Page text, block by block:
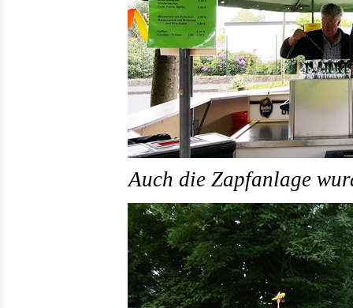
Auch die Zapfanlage